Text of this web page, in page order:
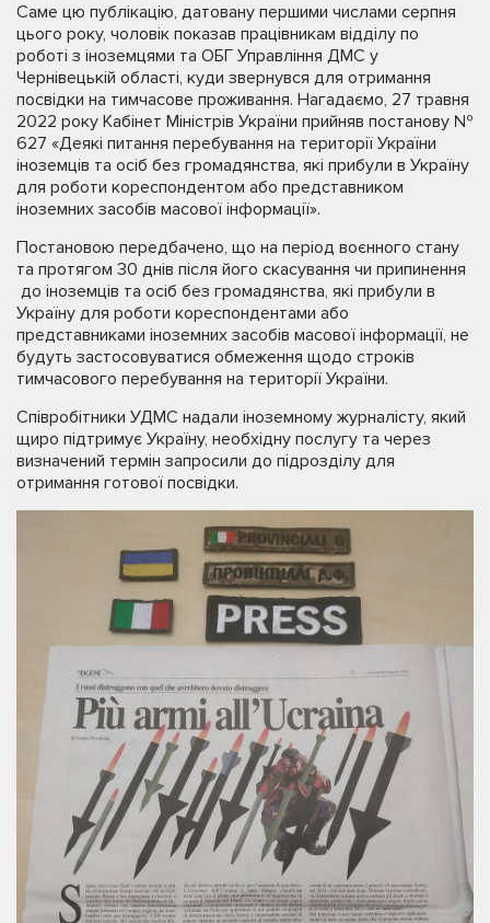
Саме цю публікацію, датовану першими числами серпня
цього року, чоловік показав працівникам відділу по
роботі з іноземцями та ОБГ Управління ДМС у
Чернівецькій області, куди звернувся для отримання
посвідки на тимчасове проживання. Нагадаємо, 27 травня
2022 року Кабінет Міністрів України прийняв постанову №
627 «Деякі питання перебування на території України
іноземців та осіб без громадянства, які прибули в Україну
для роботи кореспондентом або представником
іноземних засобів масової інформації».
Постановою передбачено, що на період воєнного стану
та протягом 30 днів після його скасування чи припинення
до іноземців та осіб без громадянства, які прибули в
Україну для роботи кореспондентами або
представниками іноземних засобів масової інформації, не
будуть застосовуватися обмеження щодо строків
тимчасового перебування на території України.
Співробітники УДМС надали іноземному журналісту, який
щиро підтримує Україну, необхідну послугу та через
визначений термін запросили до підрозділу для
отримання готової посвідки.